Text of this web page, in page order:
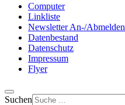
Computer
Linkliste
Newsletter An-/Abmelden
Datenbestand
Datenschutz
Impressum
Flyer
Suchen